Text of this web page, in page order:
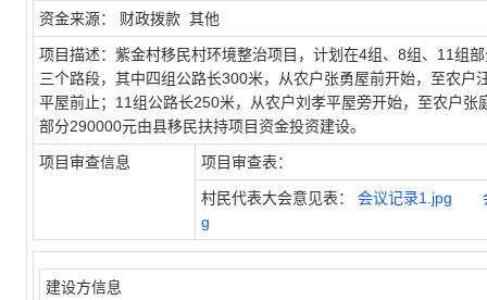
资金来源： 财政拨款 其他
项目描述： 紫金村移民村环境整治项目，计划在4组、8组、11组
三个路段，其中四组公路长300米，从农户张勇屋前开始，至农
平屋前止；11组公路长250米，从农户刘孝平屋旁开始，至农户
部分290000元由县移民扶持项目资金投资建设。
项目审查信息 项目审查表：
村民代表大会意见表： 会议记录1.jpg
g
建设方信息